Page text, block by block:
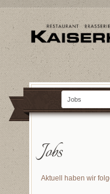
Jobs
Aktuell haben wir